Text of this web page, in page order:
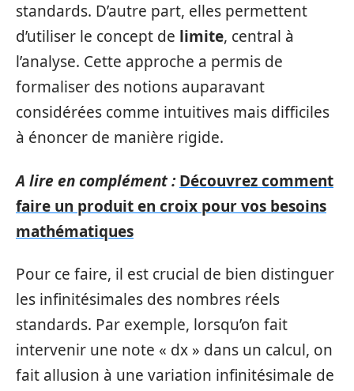
standards. D’autre part, elles permettent
d’utiliser le concept de limite, central à
l’analyse. Cette approche a permis de
formaliser des notions auparavant
considérées comme intuitives mais difficiles
à énoncer de manière rigide.
A lire en complément : Découvrez comment
faire un produit en croix pour vos besoins
mathématiques
Pour ce faire, il est crucial de bien distinguer
les infinitésimales des nombres réels
standards. Par exemple, lorsqu’on fait
intervenir une note « dx » dans un calcul, on
fait allusion à une variation infinitésimale de